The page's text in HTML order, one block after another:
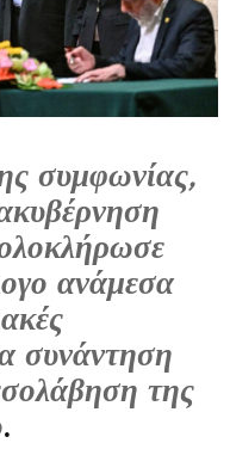
συμφωνίας,
ανάμεσα
συνάντηση
της
.